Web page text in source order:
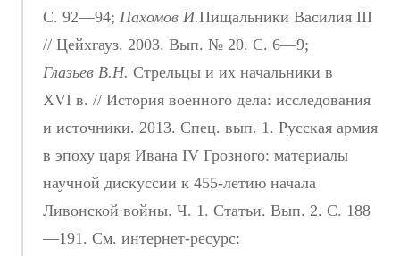
С. 92—94; Пахомов И.Пищальники Василия III
// Цейхгауз. 2003. Вып. № 20. С. 6—9;
Глазьев В.Н. Стрельцы и их начальники в
XVI в. // История военного дела: исследования
и источники. 2013. Спец. вып. 1. Русская армия
в эпоху царя Ивана IV Грозного: материалы
научной дискуссии к 455-летию начала
Ливонской войны. Ч. 1. Статьи. Вып. 2. C. 188
—191. См. интернет-ресурс: